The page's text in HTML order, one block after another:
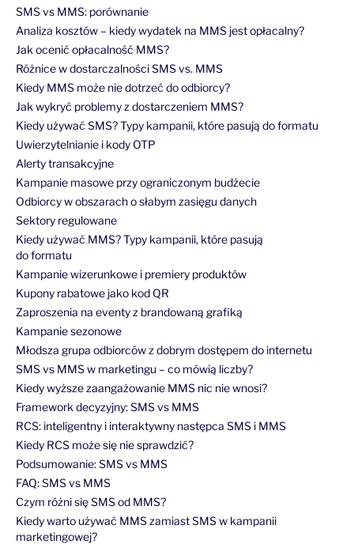
SMS vs MMS: porównanie
Analiza kosztów – kiedy wydatek na MMS jest opłacalny?
Jak ocenić opłacalność MMS?
Różnice w dostarczalności SMS vs. MMS
Kiedy MMS może nie dotrzeć do odbiorcy?
Jak wykryć problemy z dostarczeniem MMS?
Kiedy używać SMS? Typy kampanii, które pasują do formatu
Uwierzytelnianie i kody OTP
Alerty transakcyjne
Kampanie masowe przy ograniczonym budżecie
Odbiorcy w obszarach o słabym zasięgu danych
Sektory regulowane
Kiedy używać MMS? Typy kampanii, które pasują
do formatu
Kampanie wizerunkowe i premiery produktów
Kupony rabatowe jako kod QR
Zaproszenia na eventy z brandowaną grafiką
Kampanie sezonowe
Młodsza grupa odbiorców z dobrym dostępem do internetu
SMS vs MMS w marketingu – co mówią liczby?
Kiedy wyższe zaangażowanie MMS nic nie wnosi?
Framework decyzyjny: SMS vs MMS
RCS: inteligentny i interaktywny następca SMS i MMS
Kiedy RCS może się nie sprawdzić?
Podsumowanie: SMS vs MMS
FAQ: SMS vs MMS
Czym różni się SMS od MMS?
Kiedy warto używać MMS zamiast SMS w kampanii
marketingowej?